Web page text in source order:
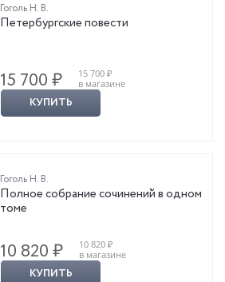
Гоголь Н. В.
Петербургские повести
15 700 ₽
15 700 ₽
в магазине
КУПИТЬ
Гоголь Н. В.
Полное собрание сочинений в одном
томе
10 820 ₽
10 820 ₽
в магазине
КУПИТЬ